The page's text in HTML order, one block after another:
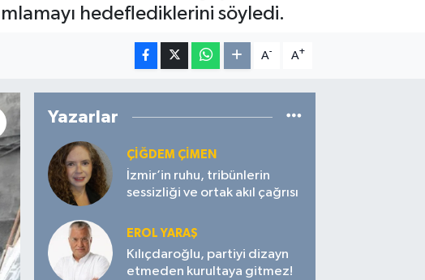
hedeflediklerini söyledi.
A- A+
Yazarlar
ÇIĞDEM ÇIMEN
İzmir’in ruhu, tribünlerin
sessizliği ve ortak akıl çağrısı
EROL YARAŞ
Kılıçdaroğlu, partiyi dizayn
etmeden kurultaya gitmez!